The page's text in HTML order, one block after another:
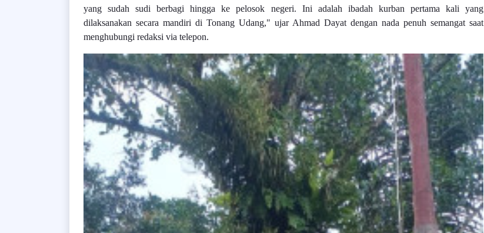
yang sudah sudi berbagi hingga ke pelosok negeri. Ini adalah ibadah kurban pertama kali yang
dilaksanakan secara mandiri di Tonang Udang," ujar Ahmad Dayat dengan nada penuh semangat saat
menghubungi redaksi via telepon.